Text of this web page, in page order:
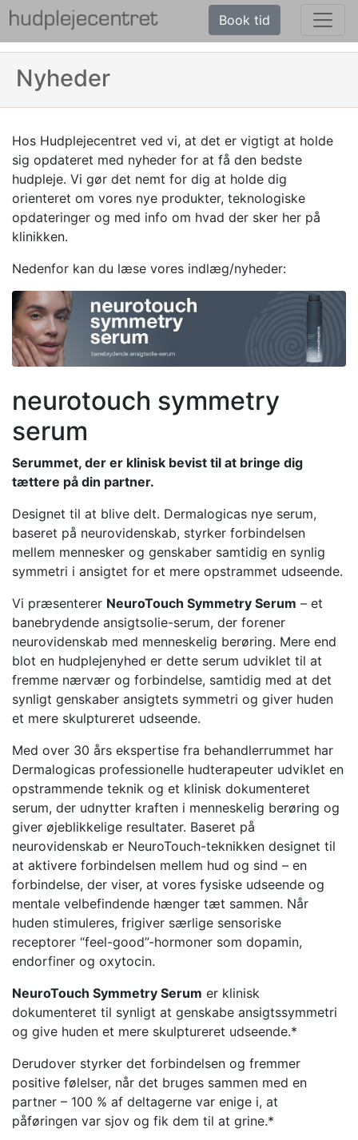
Book tid
Nyheder
Hos Hudplejecentret ved vi, at det er vigtigt at holde
sig opdateret med nyheder for at få den bedste
hudpleje. Vi gør det nemt for dig at holde dig
orienteret om vores nye produkter, teknologiske
opdateringer og med info om hvad der sker her på
klinikken.
Nedenfor kan du læse vores indlæg/nyheder:
neurotouch symmetry
serum
Serummet, der er klinisk bevist til at bringe dig
tættere på din partner.
Designet til at blive delt. Dermalogicas nye serum,
baseret på neurovidenskab, styrker forbindelsen
mellem mennesker og genskaber samtidig en synlig
symmetri i ansigtet for et mere opstrammet udseende.
Vi præsenterer NeuroTouch Symmetry Serum – et
banebrydende ansigtsolie-serum, der forener
neurovidenskab med menneskelig berøring. Mere end
blot en hudplejenyhed er dette serum udviklet til at
fremme nærvær og forbindelse, samtidig med at det
synligt genskaber ansigtets symmetri og giver huden
et mere skulptureret udseende.
Med over 30 års ekspertise fra behandlerrummet har
Dermalogicas professionelle hudterapeuter udviklet en
opstrammende teknik og et klinisk dokumenteret
serum, der udnytter kraften i menneskelig berøring og
giver øjeblikkelige resultater. Baseret på
neurovidenskab er NeuroTouch-teknikken designet til
at aktivere forbindelsen mellem hud og sind – en
forbindelse, der viser, at vores fysiske udseende og
mentale velbefindende hænger tæt sammen. Når
huden stimuleres, frigiver særlige sensoriske
receptorer “feel-good”-hormoner som dopamin,
endorfiner og oxytocin.
NeuroTouch Symmetry Serum er klinisk
dokumenteret til synligt at genskabe ansigtssymmetri
og give huden et mere skulptureret udseende.*
Derudover styrker det forbindelsen og fremmer
positive følelser, når det bruges sammen med en
partner – 100 % af deltagerne var enige i, at
påføringen var sjov og fik dem til at grine.*